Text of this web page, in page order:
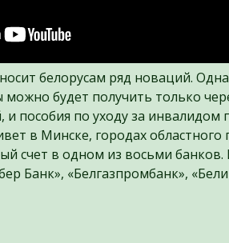
белорусам ряд новаций.
будет получить только
пособия по уходу за инвалидом
в Минске, городах
счет в одном из восьми банков.
Банк», «Белгазпромбанк»,